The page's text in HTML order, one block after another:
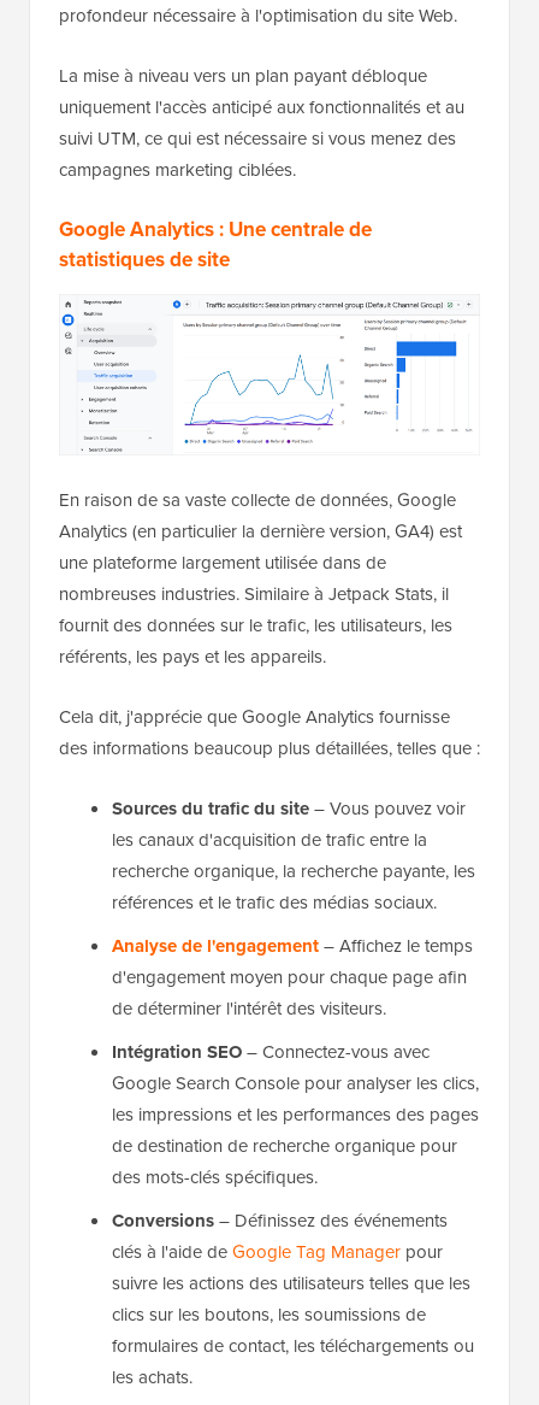
profondeur nécessaire à l'optimisation du site Web.
La mise à niveau vers un plan payant débloque
uniquement l'accès anticipé aux fonctionnalités et au
suivi UTM, ce qui est nécessaire si vous menez des
campagnes marketing ciblées.
Google Analytics : Une centrale de
statistiques de site
En raison de sa vaste collecte de données, Google
Analytics (en particulier la dernière version, GA4) est
une plateforme largement utilisée dans de
nombreuses industries. Similaire à Jetpack Stats, il
fournit des données sur le trafic, les utilisateurs, les
référents, les pays et les appareils.
Cela dit, j'apprécie que Google Analytics fournisse
des informations beaucoup plus détaillées, telles que :
Sources du trafic du site– Vous pouvez voir
les canaux d'acquisition de trafic entre la
recherche organique, la recherche payante, les
références et le trafic des médias sociaux.
Analyse de l'engagement– Affichez le temps
d'engagement moyen pour chaque page afin
de déterminer l'intérêt des visiteurs.
Intégration SEO– Connectez-vous avec
Google Search Console pour analyser les clics,
les impressions et les performances des pages
de destination de recherche organique pour
des mots-clés spécifiques.
Conversions– Définissez des événements
clés à l'aide deGoogle Tag Manager pour
suivre les actions des utilisateurs telles que les
clics sur les boutons, les soumissions de
formulaires de contact, les téléchargements ou
les achats.